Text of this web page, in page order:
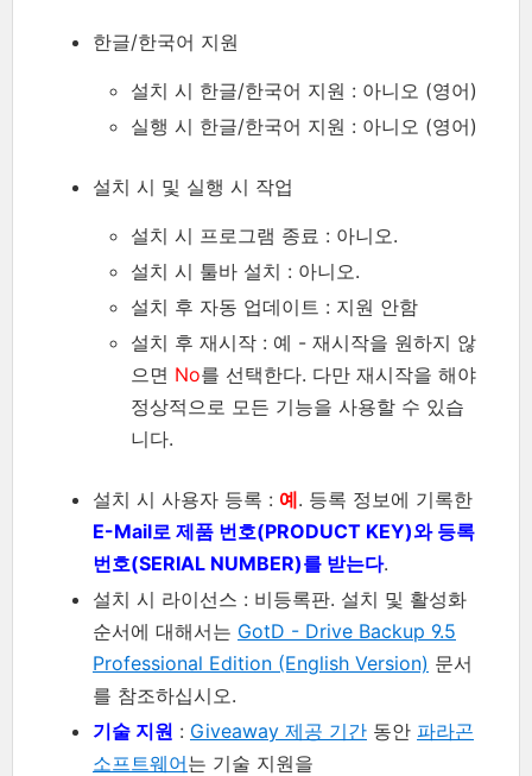
한글/한국어 지원
설치 시 한글/한국어 지원 : 아니오 (영어)
실행 시 한글/한국어 지원 : 아니오 (영어)
설치 시 및 실행 시 작업
설치 시 프로그램 종료 : 아니오.
설치 시 툴바 설치 : 아니오.
설치 후 자동 업데이트 : 지원 안함
설치 후 재시작 : 예 - 재시작을 원하지 않
으면 No를 선택한다. 다만 재시작을 해야
정상적으로 모든 기능을 사용할 수 있습
니다.
설치 시 사용자 등록 : 예. 등록 정보에 기록한
E-Mail로 제품 번호(PRODUCT KEY)와 등록
번호(SERIAL NUMBER)를 받는다.
설치 시 라이선스 : 비등록판. 설치 및 활성화
순서에 대해서는 GotD - Drive Backup 9.5
Professional Edition (English Version) 문서
를 참조하십시오.
기술 지원 : Giveaway 제공 기간 동안 파라곤
소프트웨어는 기술 지원을